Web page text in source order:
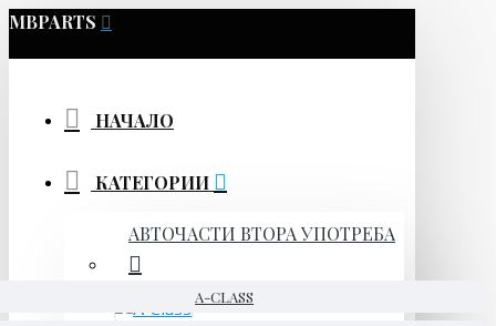
MBPARTS
НАЧАЛО
КАТЕГОРИИ
АВТОЧАСТИ ВТОРА УПОТРЕБА
A-CLASS